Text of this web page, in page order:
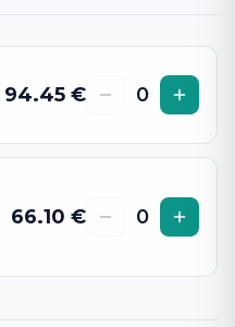
94.45 € 0
66.10 € 0